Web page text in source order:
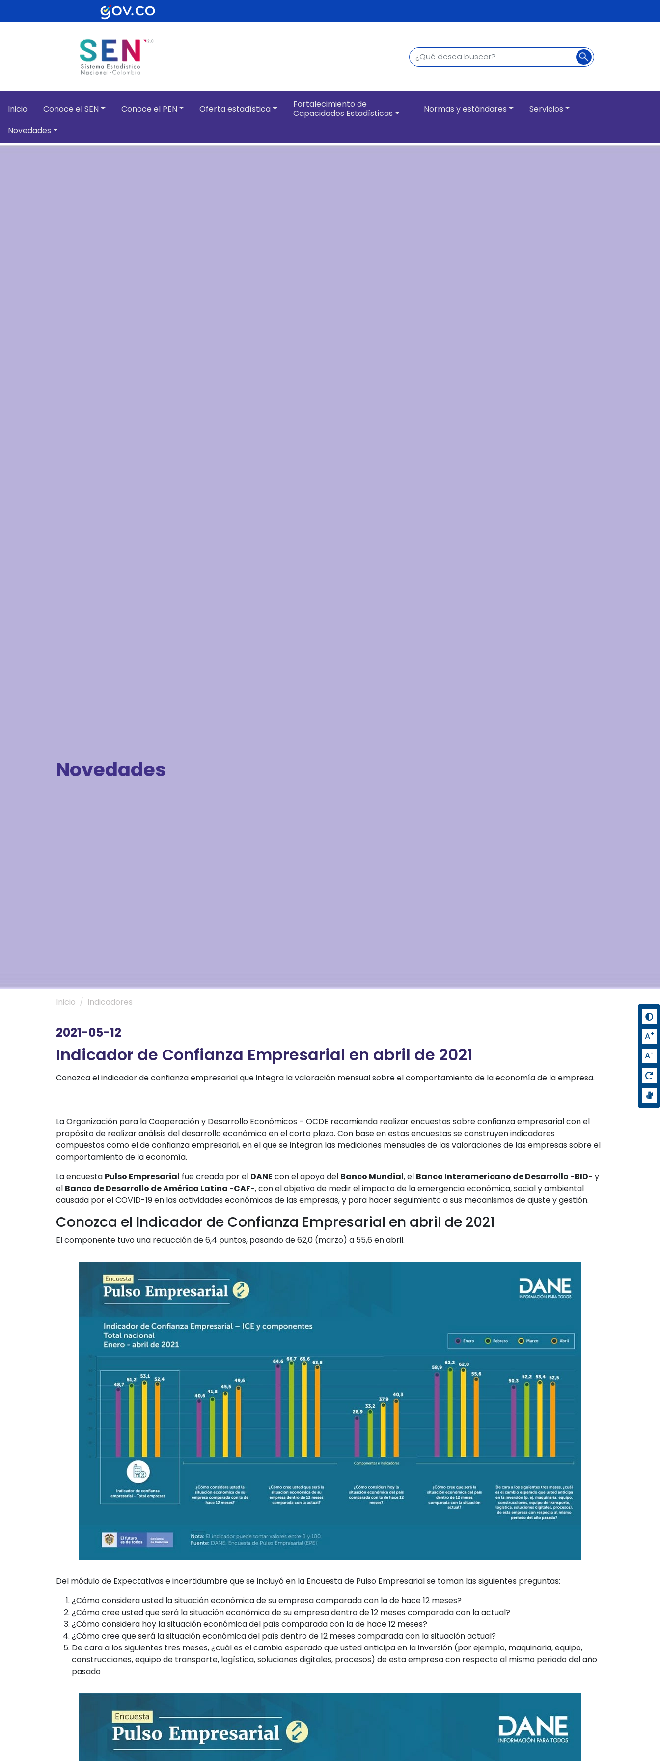
Pasar al contenido principal
Buscar Buscar
Navegación principal
Inicio Conoce el SEN Conoce el PEN Oferta estadística
Fortalecimiento de
Capacidades Estadísticas
Normas y estándares
Servicios
Novedades
Novedades
Inicio Indicadores
2021-05-12
Indicador de Confianza Empresarial en abril de 2021
Conozca el indicador de confianza empresarial que integra la valoración mensual sobre el comportamiento de la economía de la empresa.
La Organización para la Cooperación y Desarrollo Económicos – OCDE recomienda realizar encuestas sobre confianza empresarial con el
propósito de realizar análisis del desarrollo económico en el corto plazo. Con base en estas encuestas se construyen indicadores
compuestos como el de confianza empresarial, en el que se integran las mediciones mensuales de las valoraciones de las empresas sobre el
comportamiento de la economía.
La encuesta Pulso Empresarial fue creada por el DANE con el apoyo del Banco Mundial, el Banco Interamericano de Desarrollo -BID- y
el Banco de Desarrollo de América Latina -CAF-, con el objetivo de medir el impacto de la emergencia económica, social y ambiental
causada por el COVID-19 en las actividades económicas de las empresas, y para hacer seguimiento a sus mecanismos de ajuste y gestión.
Conozca el Indicador de Confianza Empresarial en abril de 2021
El componente tuvo una reducción de 6,4 puntos, pasando de 62,0 (marzo) a 55,6 en abril.
Del módulo de Expectativas e incertidumbre que se incluyó en la Encuesta de Pulso Empresarial se toman las siguientes preguntas:
¿Cómo considera usted la situación económica de su empresa comparada con la de hace 12 meses?
¿Cómo cree usted que será la situación económica de su empresa dentro de 12 meses comparada con la actual?
¿Cómo considera hoy la situación económica del país comparada con la de hace 12 meses?
¿Cómo cree que será la situación económica del país dentro de 12 meses comparada con la situación actual?
De cara a los siguientes tres meses, ¿cuál es el cambio esperado que usted anticipa en la inversión (por ejemplo, maquinaria, equipo,
construcciones, equipo de transporte, logística, soluciones digitales, procesos) de esta empresa con respecto al mismo periodo del año
pasado
A+
A-